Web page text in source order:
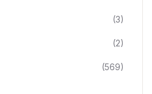
(3)
(2)
(569)